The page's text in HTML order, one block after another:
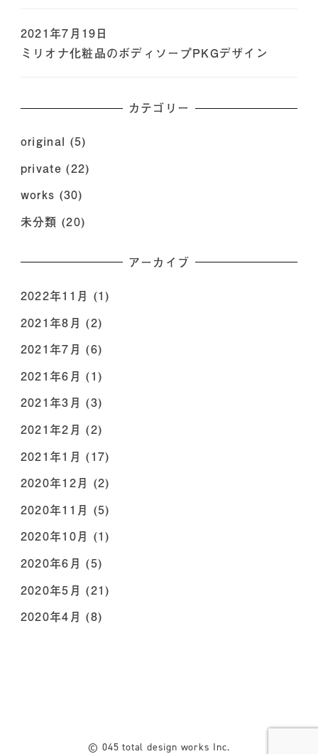
ミリオナ化粧品のボディソープPKGデザイン
2021年7月19日
カテゴリー
original (5)
private (22)
works (30)
未分類 (20)
アーカイブ
2022年11月 (1)
2021年8月 (2)
2021年7月 (6)
2021年6月 (1)
2021年3月 (3)
2021年2月 (2)
2021年1月 (17)
2020年12月 (2)
2020年11月 (5)
2020年10月 (1)
2020年6月 (5)
2020年5月 (21)
2020年4月 (8)
© 045 total design works Inc.